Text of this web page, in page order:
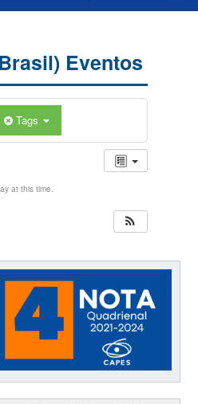
Eventos
Tags
at this time.